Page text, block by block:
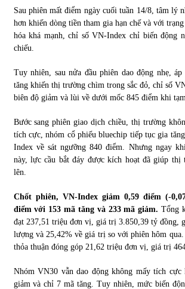
Chứng khoán ngày 30/5/2022: Top
31/05/2022
vốn hóa
09/11/2021
Chứng khoán ngày 12/10/2021:
13/10/2021
Sau phiên mất điểm ngày cuối tuần 14/8, tâm lý
hơn khiến dòng tiền tham gia hạn chế và với
hóa khá mạnh, chỉ số VN-Index chỉ biến động
chiếu.
Tuy nhiên, sau nửa đầu phiên dao động nhẹ,
tăng khiến thị trường chìm trong sắc đỏ, chỉ số
biên độ giảm và lùi về dưới mốc 845 điểm khi
Bước sang phiên giao dịch chiều, thị trường
tích cực, nhóm cổ phiếu bluechip tiếp tục gia
Index về sát ngưỡng 840 điểm. Nhưng ngay
này, lực cầu bắt đáy được kích hoạt đã giúp thị
lên.
Chốt phiên, VN-Index giảm 0,59 điểm (-
điểm với 153 mã tăng và 233 mã giảm.Tổng
đạt 237,51 triệu đơn vị, giá trị 3.850,39 tỷ đồng,
lượng và 25,42% về giá trị so với phiên hôm
thỏa thuận đóng góp 21,62 triệu đơn vị, giá trị
Nhóm VN30 vẫn dao động không mấy tích
giảm và chỉ 7 mã tăng. Tuy nhiên, mức biến